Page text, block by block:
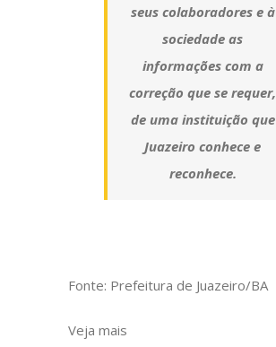
seus colaboradores e à
sociedade as
informações com a
correção que se requer,
de uma instituição que
Juazeiro conhece e
reconhece.
Fonte: Prefeitura de Juazeiro/BA
Veja mais